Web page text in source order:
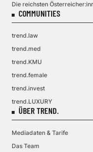
Die reichsten
COMMUNITIES
trend.law
trend.med
trend.KMU
trend.female
trend.invest
trend.LUXURY
ÜBER TREND.
Mediadaten & Tarife
Das Team